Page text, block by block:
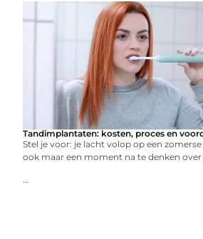
Tandimplantaten: kosten, proces en
Stel je voor: je lacht volop op een
ook maar een moment na te denken over
...